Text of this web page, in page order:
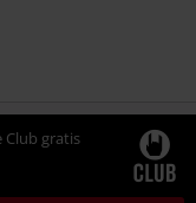
Club gratis